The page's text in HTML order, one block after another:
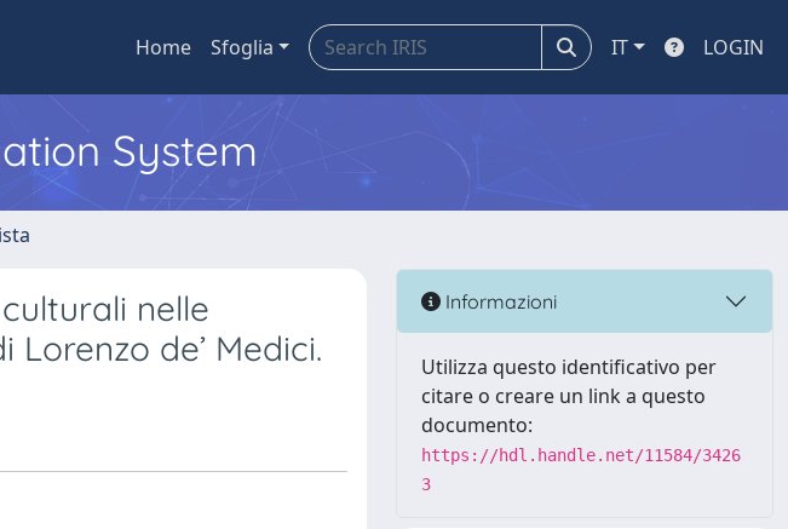
Home Sfoglia IT LOGIN
System
nelle
de’ Medici.
Informazioni
Utilizza questo identificativo per
citare o creare un link a questo
documento:
https://hdl.handle.net/11584/3426
3